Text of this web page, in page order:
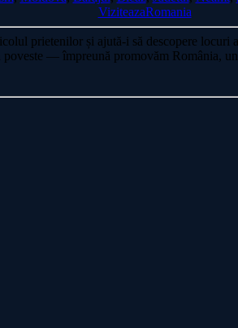
ViziteazaRomania
prietenilor și ajută-i să descopere locuri
— împreună promovăm România,